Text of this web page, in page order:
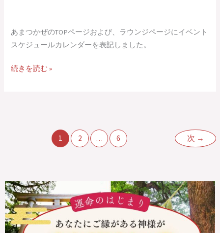
あまつかぜのTOPページおよび、ラウンジページにイベント
スケジュールカレンダーを表記しました。
続きを読む »
1 2 … 6 次 →